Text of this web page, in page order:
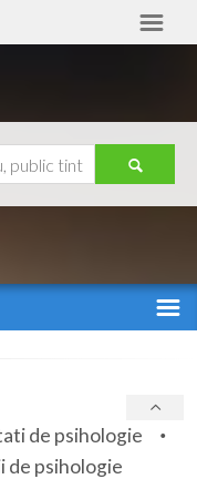
de psihologie
de psihologie